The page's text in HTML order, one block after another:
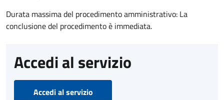
Durata massima del procedimento amministrativo: La
conclusione del procedimento è immediata.
Accedi al servizio
Accedi al servizio